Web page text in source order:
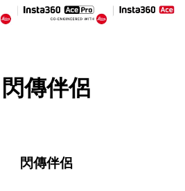
閃傳伴侶
閃傳伴侶